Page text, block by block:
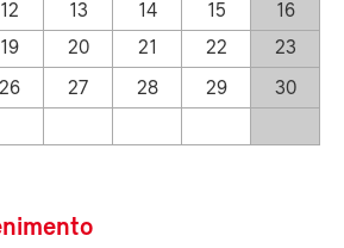
12 13 14 15
16
19 20 21 22
23
26 27 28 29
30